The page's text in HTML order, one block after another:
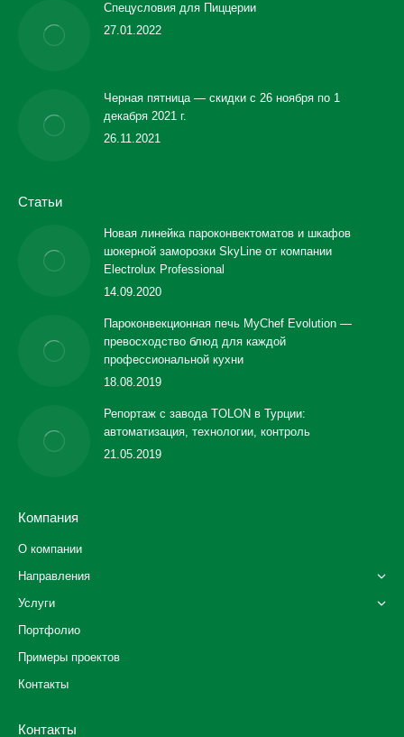
Спецусловия для Пиццерии
27.01.2022
Черная пятница — скидки с 26 ноября по 1
декабря 2021 г.
26.11.2021
Статьи
Новая линейка пароконвектоматов и шкафов
шокерной заморозки SkyLine от компании
Electrolux Professional
14.09.2020
Пароконвекционная печь MyChef Evolution —
превосходство блюд для каждой
профессиональной кухни
18.08.2019
Репортаж с завода TOLON в Турции:
автоматизация, технологии, контроль
21.05.2019
Компания
О компании
Направления
Услуги
Портфолио
Примеры проектов
Контакты
Контакты